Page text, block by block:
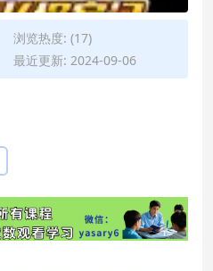
浏览热度: (17)
最近更新: 2024-09-06